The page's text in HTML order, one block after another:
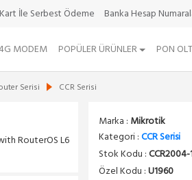
Kart İle Serbest Ödeme Banka Hesap
MODEM POPÜLER ÜRÜNLER PON
Serisi CCR Serisi
RouterOS L6
Marka : Mikrotik
Kategori :CCR Serisi
Stok Kodu :
Özel Kodu :U1960